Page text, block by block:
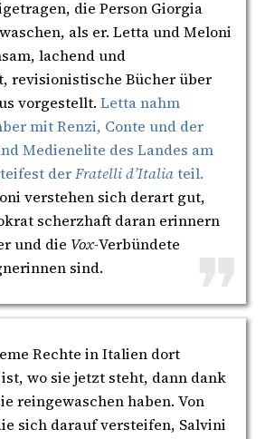
die Person Giorgia
als er. Letta und Meloni
lachend und
revisionistische Bücher über
vorgestellt. Letta nahm
mit Renzi, Conte und der
Medienelite des Landes am
derFratelli d’Italiateil.
verstehen sich derart gut,
scherzhaft daran erinnern
und die Vox-Verbündete
sind.
Rechte in Italien dort
wo sie jetzt steht, dann dank
reingewaschen haben. Von
sich darauf versteifen, Salvini